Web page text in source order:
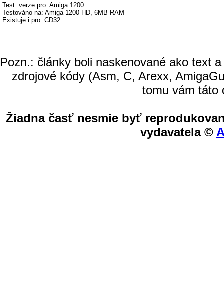
Test. verze pro: Amiga 1200
Testováno na: Amiga 1200 HD, 6MB RAM
Existuje i pro: CD32
Pozn.: články boli naskenované ako text
zdrojové kódy (Asm, C, Arexx,
tomu vám táto
Žiadna časť nesmie byť
vydavatela ©